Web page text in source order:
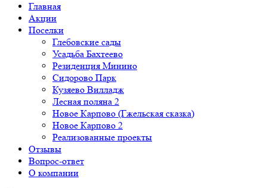
Главная
Акции
Поселки
Глебовские сады
Усадьба Бахтеево
Резиденция Минино
Сидорово Парк
Кузяево Вилладж
Лесная поляна 2
Новое Карпово (Гжельская сказка)
Новое Карпово 2
Реализованные проекты
Отзывы
Вопрос-ответ
О компании